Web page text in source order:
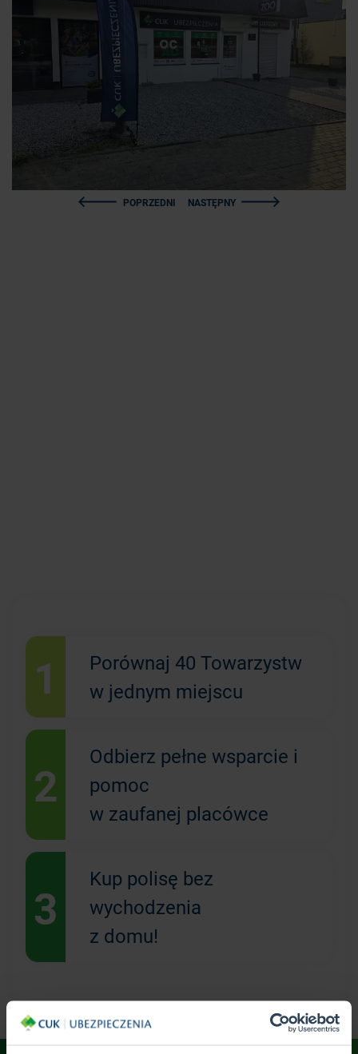
POPRZEDNI NASTĘPNY
1
Porównaj 40 Towarzystw
w jednym miejscu
2
Odbierz pełne wsparcie i
pomoc
w zaufanej placówce
3
Kup polisę bez
wychodzenia
z domu!